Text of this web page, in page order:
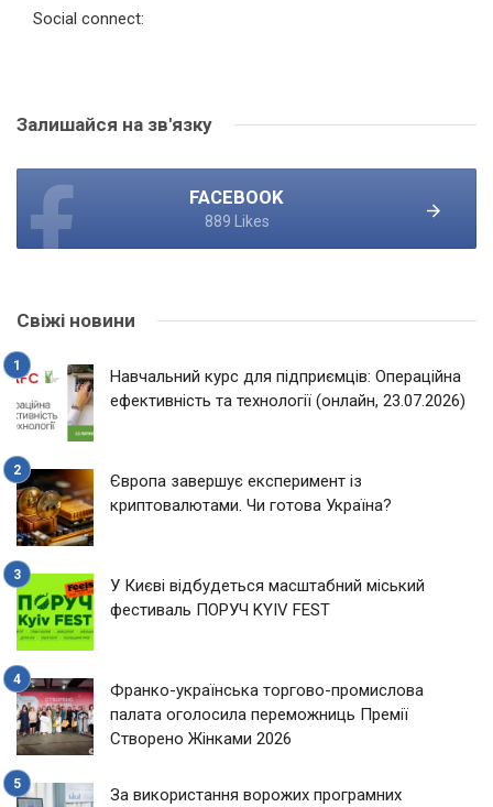
Social connect:
Залишайся на зв'язку
FACEBOOK
889 Likes
Свіжі новини
Навчальний курс для підприємців: Операційна
ефективність та технології (онлайн, 23.07.2026)
Європа завершує експеримент із
криптовалютами. Чи готова Україна?
У Києві відбудеться масштабний міський
фестиваль ПОРУЧ KYIV FEST
Франко-українська торгово-промислова
палата оголосила переможниць Премії
Створено Жінками 2026
За використання ворожих програмних